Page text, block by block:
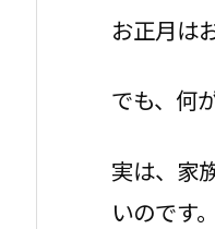
お正月は
でも、何
実は、家
いのです。